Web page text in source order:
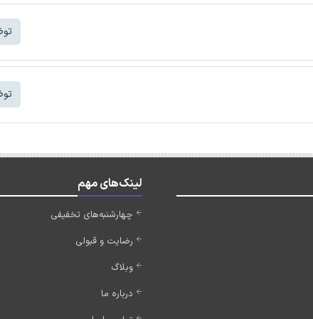
لینک‌های مهم
چهارشنبه‌های تخفیفی
رضایت و قبولی
وبلاگ
درباره ما